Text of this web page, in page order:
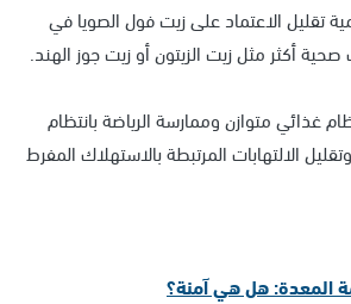
تقليل الاعتماد على زيت فول الصويا في
أكثر مثل زيت الزيتون أو زيت جوز الهند.
غذائي متوازن وممارسة الرياضة بانتظام
الالتهابات المرتبطة بالاستهلاك المفرط
المعدة: هل هي آمنة؟